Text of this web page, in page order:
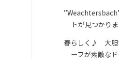
トが見つかり
春らしく♪ 大胆
ーフが素敵な